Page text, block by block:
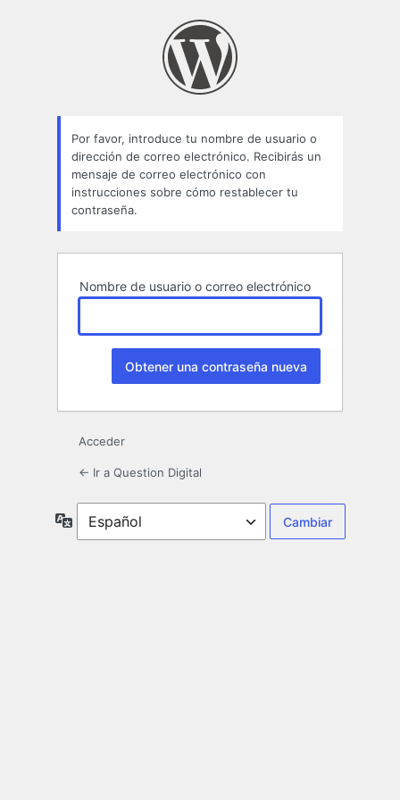
Por favor, introduce tu nombre de usuario o
dirección de correo electrónico. Recibirás un
mensaje de correo electrónico con
instrucciones sobre cómo restablecer tu
contraseña.
Nombre de usuario o correo electrónico
Acceder
← Ir a Question Digital
Idioma